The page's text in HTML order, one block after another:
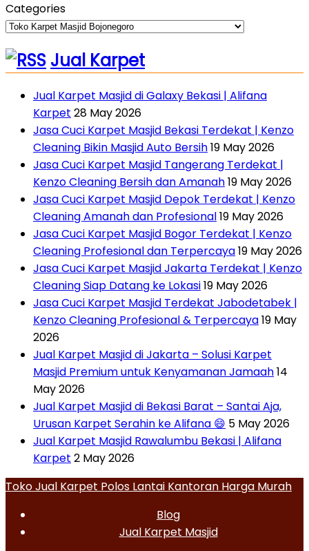
Categories
Jual Karpet
Jual Karpet Masjid di Galaxy Bekasi | Alifana
Karpet 28 May 2026
Jasa Cuci Karpet Masjid Bekasi Terdekat | Kenzo
Cleaning Bikin Masjid Auto Bersih19 May 2026
Jasa Cuci Karpet Masjid Tangerang Terdekat |
Kenzo Cleaning Bersih dan Amanah19 May 2026
Jasa Cuci Karpet Masjid Depok Terdekat | Kenzo
Cleaning Amanah dan Profesional19 May 2026
Jasa Cuci Karpet Masjid Bogor Terdekat | Kenzo
Cleaning Profesional dan Terpercaya19 May 2026
Jasa Cuci Karpet Masjid Jakarta Terdekat | Kenzo
Cleaning Siap Datang ke Lokasi19 May 2026
Jasa Cuci Karpet Masjid Terdekat Jabodetabek |
Kenzo Cleaning Profesional & Terpercaya19 May
2026
Jual Karpet Masjid di Jakarta – Solusi Karpet
Masjid Premium untuk Kenyamanan Jamaah14
May 2026
Jual Karpet Masjid di Bekasi Barat – Santai Aja,
Urusan Karpet Serahin ke Alifana 😄 5 May 2026
Jual Karpet Masjid Rawalumbu Bekasi | Alifana
Karpet 2 May 2026
Toko Jual Karpet Polos Lantai Kantoran Harga Murah
Blog
Jual Karpet Masjid